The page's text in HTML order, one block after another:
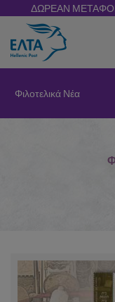
ΔΩΡΕΑΝ
Φιλοτελικά Νέα